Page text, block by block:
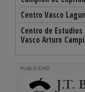
Centro Vasco
Centro de
Vasco Arturo
PUBLICIDAD